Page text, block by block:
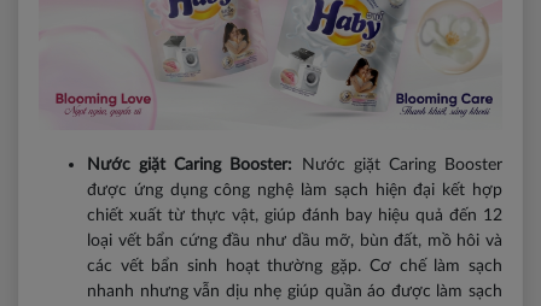
Nước giặt Caring Booster:
Nước giặt Caring Booster
được ứng dụng công nghệ làm sạch hiện đại kết hợp
chiết xuất từ thực vật, giúp đánh bay hiệu quả đến 12
loại vết bẩn cứng đầu như dầu mỡ, bùn đất, mồ hôi và
các vết bẩn sinh hoạt thường gặp. Cơ chế làm sạch
nhanh nhưng vẫn dịu nhẹ giúp quần áo được làm sạch